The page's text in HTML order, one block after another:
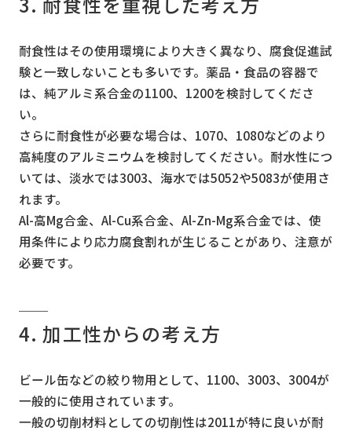
耐食性はその使用環境により大きく異なり、腐食促進試
験と一致しないことも多いです。薬品・食品の容器で
は、純アルミ系合金の1100、1200を検討してくださ
い。
さらに耐食性が必要な場合は、1070、1080などのより
高純度のアルミニウムを検討してください。耐水性につ
いては、淡水では3003、海水では5052や5083が使用さ
れます。
Al-高Mg合金、Al-Cu系合金、Al-Zn-Mg系合金では、使
用条件により応力腐食割れが生じることがあり、注意が
必要です。
4. 加工性からの考え方
ビール缶などの絞り物用として、1100、3003、3004が
一般的に使用されています。
一般の切削材料としての切削性は2011が特に良いが耐